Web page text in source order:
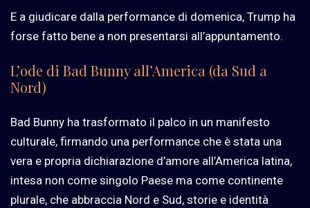
E a giudicare dalla performance di domenica, Trump ha
forse fatto bene a non presentarsi all’appuntamento.
L’ode di Bad Bunny all’America (da Sud a
Nord)
Bad Bunny ha trasformato il palco in un manifesto
culturale, firmando una performance che è stata una
vera e propria dichiarazione d’amore all’America latina,
intesa non come singolo Paese ma come continente
plurale, che abbraccia Nord e Sud, storie e identità